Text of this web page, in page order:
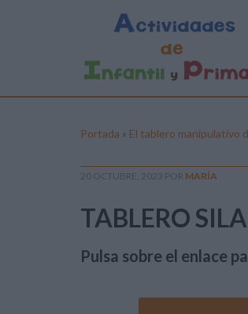
Portada » El tablero manipulativo
20 OCTUBRE, 2023 POR MARÍA
TABLERO
Pulsa sobre el enlace